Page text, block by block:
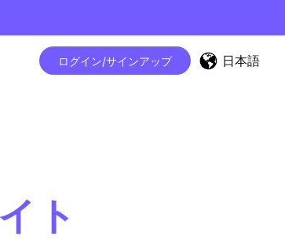
ログイン/サインアップ 日本語
ト